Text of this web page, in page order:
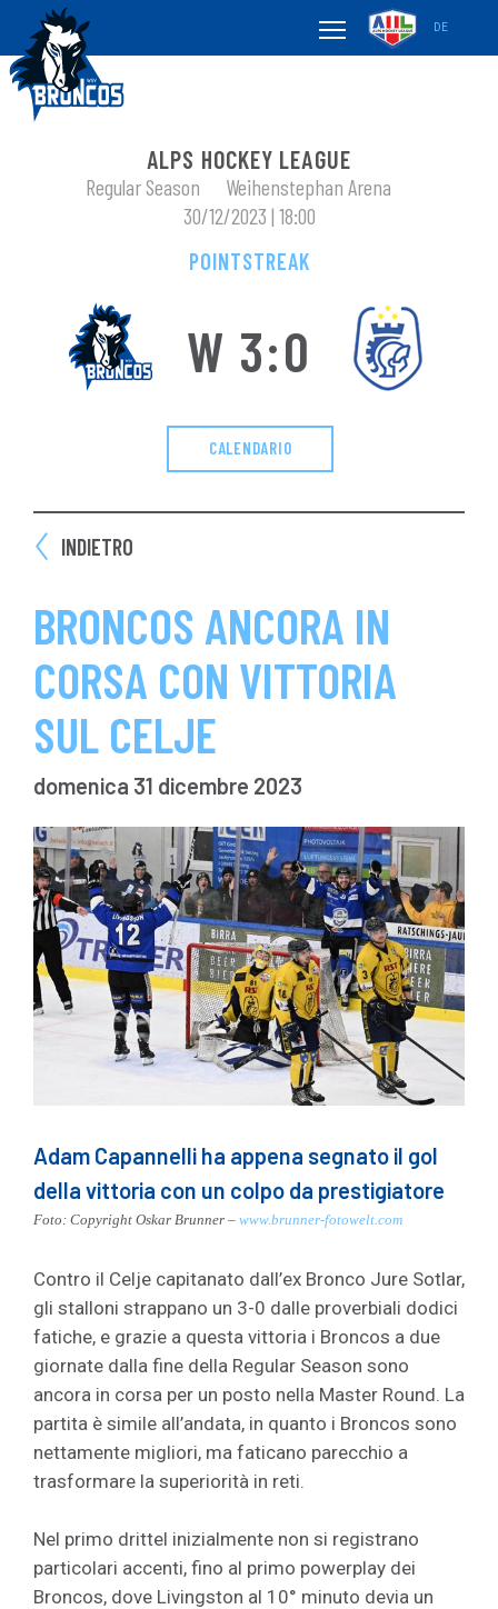
DE
ALPS HOCKEY LEAGUE
Regular Season
Weihenstephan Arena
30/12/2023 | 18:00
POINTSTREAK
W 3:0
CALENDARIO
INDIETRO
BRONCOS ANCORA IN
CORSA CON VITTORIA
SUL CELJE
domenica 31 dicembre 2023
Adam Capannelli ha appena segnato il gol
della vittoria con un colpo da prestigiatore
Foto: Copyright Oskar Brunner – www.brunner-fotowelt.com
Contro il Celje capitanato dall’ex Bronco Jure Sotlar,
gli stalloni strappano un 3-0 dalle proverbiali dodici
fatiche, e grazie a questa vittoria i Broncos a due
giornate dalla fine della Regular Season sono
ancora in corsa per un posto nella Master Round. La
partita è simile all’andata, in quanto i Broncos sono
nettamente migliori, ma faticano parecchio a
trasformare la superiorità in reti.
Nel primo drittel inizialmente non si registrano
particolari accenti, fino al primo powerplay dei
Broncos, dove Livingston al 10° minuto devia un